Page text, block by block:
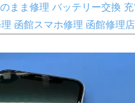
まま修理バッテリー交換
函館スマホ修理 函館修理店